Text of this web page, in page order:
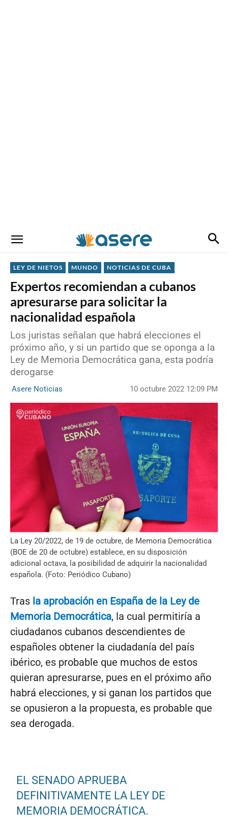
LEY DE NIETOS MUNDO NOTICIAS DE CUBA
Expertos recomiendan a cubanos
apresurarse para solicitar la
nacionalidad española
Los juristas señalan que habrá elecciones el
próximo año, y si un partido que se oponga a la
Ley de Memoria Democrática gana, esta podría
derogarse
Asere Noticias 10 octubre 2022 12:09 PM
La Ley 20/2022, de 19 de octubre, de Memoria Democrática
(BOE de 20 de octubre) establece, en su disposición
adicional octava, la posibilidad de adquirir la nacionalidad
española. (Foto: Periódico Cubano)
Tras la aprobación en España de la Ley de
Memoria Democrática, la cual permitiría a
ciudadanos cubanos descendientes de
españoles obtener la ciudadanía del país
ibérico, es probable que muchos de estos
quieran apresurarse, pues en el próximo año
habrá elecciones, y si ganan los partidos que
se opusieron a la propuesta, es probable que
sea derogada.
EL SENADO APRUEBA
DEFINITIVAMENTE LA LEY DE
MEMORIA DEMOCRÁTICA.